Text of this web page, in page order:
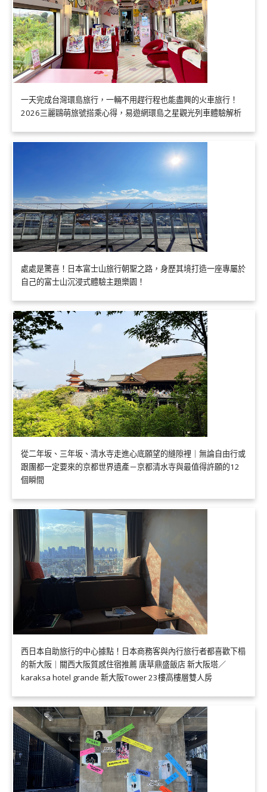
一天完成台灣環島旅行，一輛不用趕行程也能盡興的火車旅行！
2026三麗鷗萌旅號搭乘心得，易遊網環島之星觀光列車體驗解析
處處是驚喜！日本富士山旅行朝聖之路，身歷其境打造一座專屬於
自己的富士山沉浸式體驗主題樂園！
從二年坂、三年坂、清水寺走進心底願望的縫隙裡｜無論自由行或
跟團都一定要來的京都世界遺產－京都清水寺與最值得許願的12
個瞬間
西日本自助旅行的中心據點！日本商務客與內行旅行者都喜歡下榻
的新大阪｜關西大阪質感住宿推薦 唐草鼎盛飯店 新大阪塔／
karaksa hotel grande 新大阪Tower 23樓高樓層雙人房